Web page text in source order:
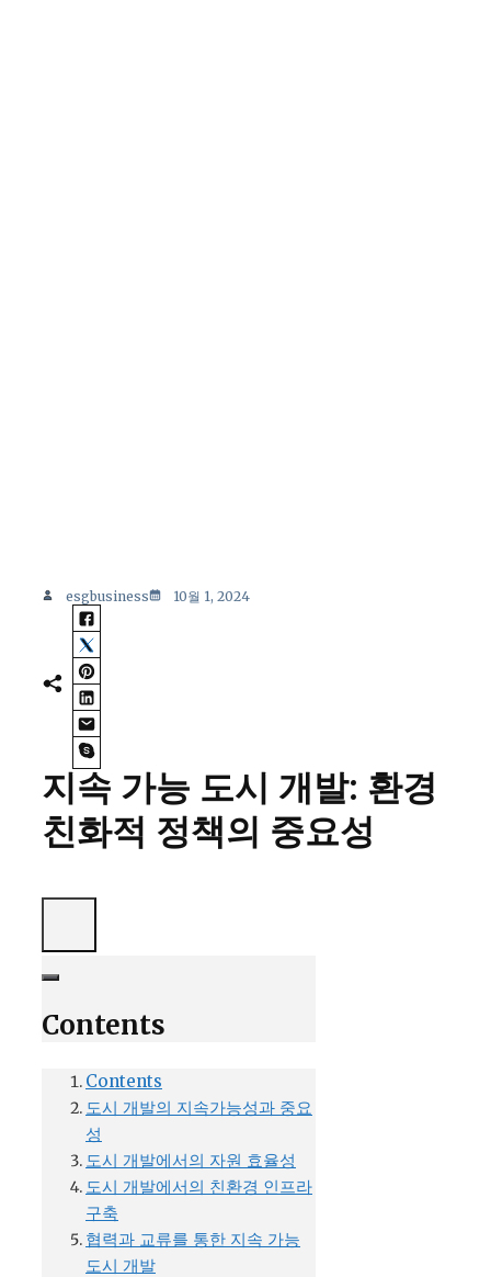
esgbusiness 10월 1, 2024
지속 가능 도시 개발: 환경
친화적 정책의 중요성
Contents
Contents
도시 개발의 지속가능성과 중요
성
도시 개발에서의 자원 효율성
도시 개발에서의 친환경 인프라
구축
협력과 교류를 통한 지속 가능
도시 개발